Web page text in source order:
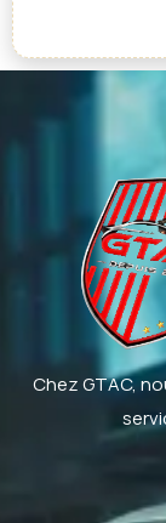
Chez GTAC,